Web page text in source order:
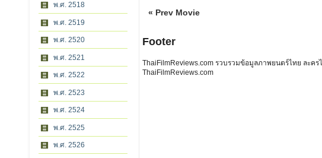
พ.ศ. 2518
พ.ศ. 2519
พ.ศ. 2520
พ.ศ. 2521
พ.ศ. 2522
พ.ศ. 2523
พ.ศ. 2524
พ.ศ. 2525
พ.ศ. 2526
« Prev Movie
Footer
ThaiFilmReviews.com รวบรวมข้อมูลภาพยนตร์ไทย ละ
ThaiFilmReviews.com